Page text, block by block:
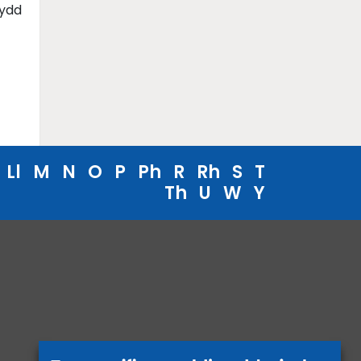
Ll M N O P Ph R Rh S T
Th U W Y